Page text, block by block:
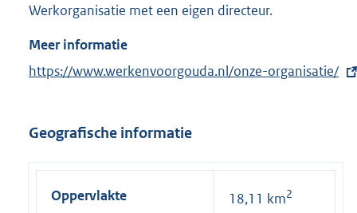
Werkorganisatie met een eigen directeur.
Meer informatie
E
e
https://www.werkenvoorgouda.nl/onze-organisatie/
Geografische informatie
Oppervlakte 18,11 km2